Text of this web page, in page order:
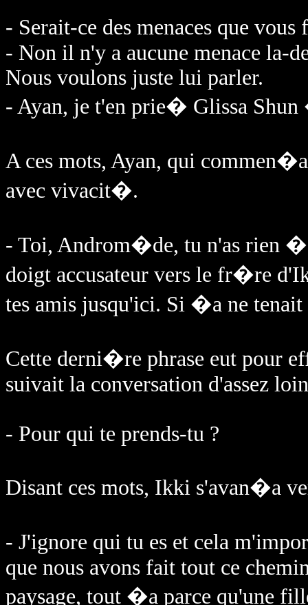
- Serait-ce des menaces que
- Non il n'y a aucune menace la-
Nous voulons juste lui parler.
- Ayan, je t'en prie� Glissa
A ces mots, Ayan, qui
avec vivacit�.
- Toi, Androm�de, tu n'as rien
doigt accusateur vers le fr�re
tes amis jusqu'ici. Si �a ne
Cette derni�re phrase eut pour
suivait la conversation d'assez
- Pour qui te prends-tu ?
Disant ces mots, Ikki s'avan�a
- J'ignore qui tu es et cela
que nous avons fait tout ce
paysage, tout �a parce qu'une